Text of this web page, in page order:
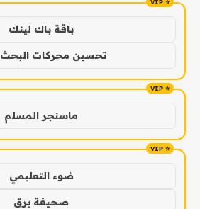
باقة باك لينك
تحسين محركات البحث SEO
ماسنجر المسلم
ضوء التعليمي
صحيفة برق